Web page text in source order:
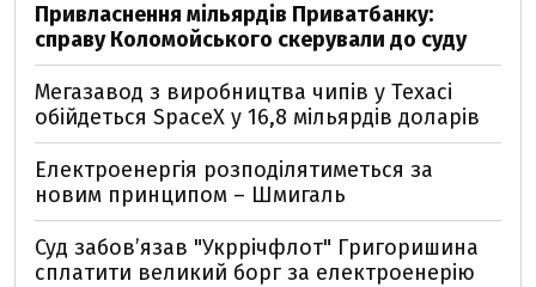
Привласнення мільярдів Приватбанку:
справу Коломойського скерували до суду
Мегазавод з виробництва чипів у Техасі
обійдеться SpaceX у 16,8 мільярдів доларів
Електроенергія розподілятиметься за
новим принципом – Шмигаль
Суд забов’язав "Укррічфлот" Григоришина
сплатити великий борг за електроенерію